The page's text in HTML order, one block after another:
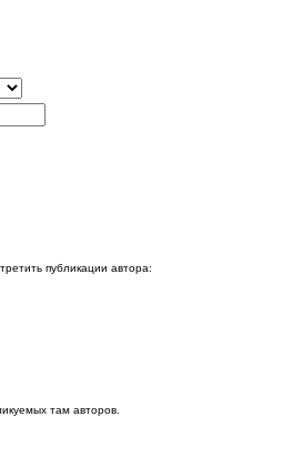
публикации автора:
там авторов.